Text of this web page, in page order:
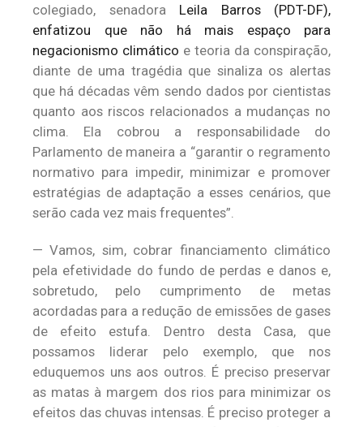
colegiado, senadora Leila Barros (PDT-DF),
enfatizou que não há mais espaço para
negacionismo climático e teoria da conspiração,
diante de uma tragédia que sinaliza os alertas
que há décadas vêm sendo dados por cientistas
quanto aos riscos relacionados a mudanças no
clima. Ela cobrou a responsabilidade do
Parlamento de maneira a “garantir o regramento
normativo para impedir, minimizar e promover
estratégias de adaptação a esses cenários, que
serão cada vez mais frequentes”.
— Vamos, sim, cobrar financiamento climático
pela efetividade do fundo de perdas e danos e,
sobretudo, pelo cumprimento de metas
acordadas para a redução de emissões de gases
de efeito estufa. Dentro desta Casa, que
possamos liderar pelo exemplo, que nos
eduquemos uns aos outros. É preciso preservar
as matas à margem dos rios para minimizar os
efeitos das chuvas intensas. É preciso proteger a